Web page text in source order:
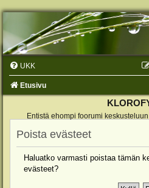
UKK
Etusivu
Entistä ehompi foorumi
Poista evästeet
Haluatko varmasti poistaa tämän
evästeet?